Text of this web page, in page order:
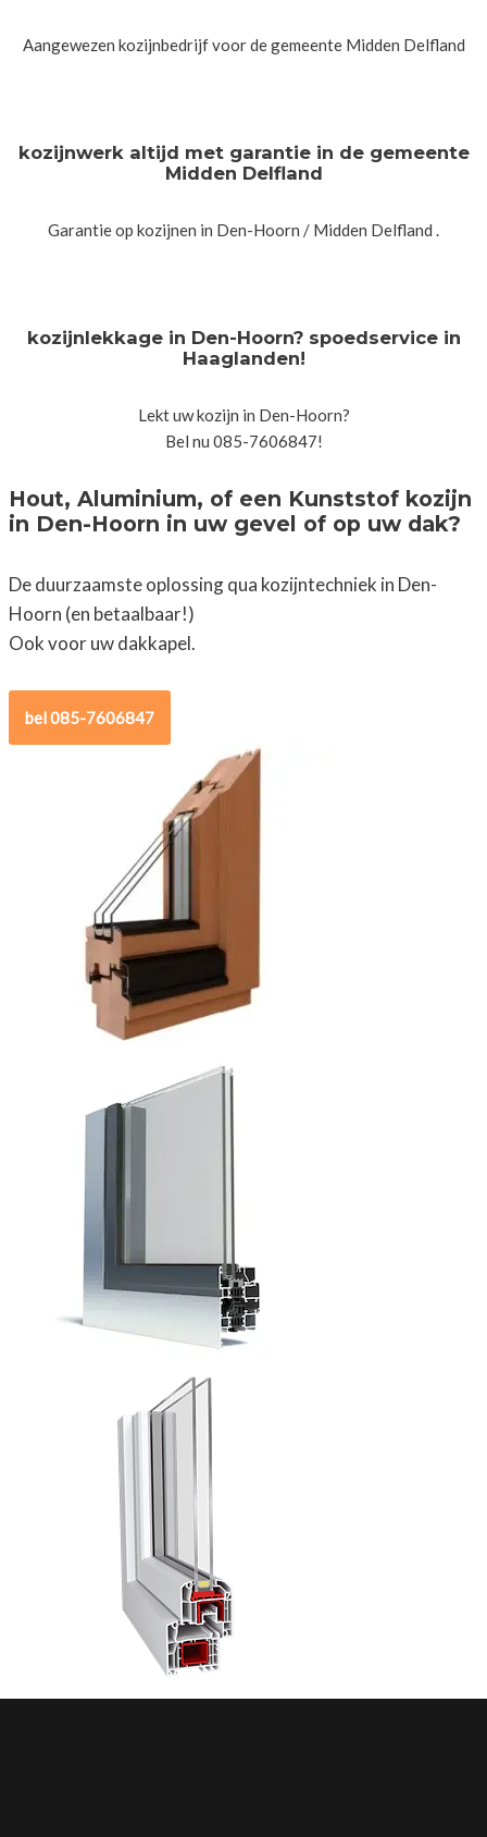
Aangewezen kozijnbedrijf voor de gemeente Midden Delfland
kozijnwerk altijd met garantie in de gemeente
Midden Delfland
Garantie op kozijnen in Den-Hoorn / Midden Delfland .
kozijnlekkage in Den-Hoorn? spoedservice in
Haaglanden!
Lekt uw kozijn in Den-Hoorn?
Bel nu 085-7606847!
Hout, Aluminium, of een Kunststof kozijn
in Den-Hoorn in uw gevel of op uw dak?
De duurzaamste oplossing qua kozijntechniek in Den-
Hoorn (en betaalbaar!)
Ook voor uw dakkapel.
bel 085-7606847